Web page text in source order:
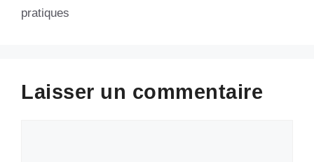
pratiques
Laisser un commentaire